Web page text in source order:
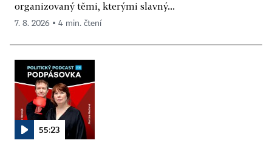
organizovaný těmi, kterými slavný...
7. 8. 2026 ▪ 4 min. čtení
55:23